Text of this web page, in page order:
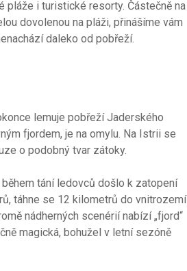
pláže i turistické resorty. Částečně na
dovolenou na pláži, přinášíme vám
daleko od pobřeží.
lemuje pobřeží Jaderského
fjordem, je na omylu. Na Istrii se
o podobný tvar zátoky.
tání ledovců došlo k zatopení
táhne se 12 kilometrů do vnitrozemí
nádherných scenérií nabízí „fjord“
magická, bohužel v letní sezóně